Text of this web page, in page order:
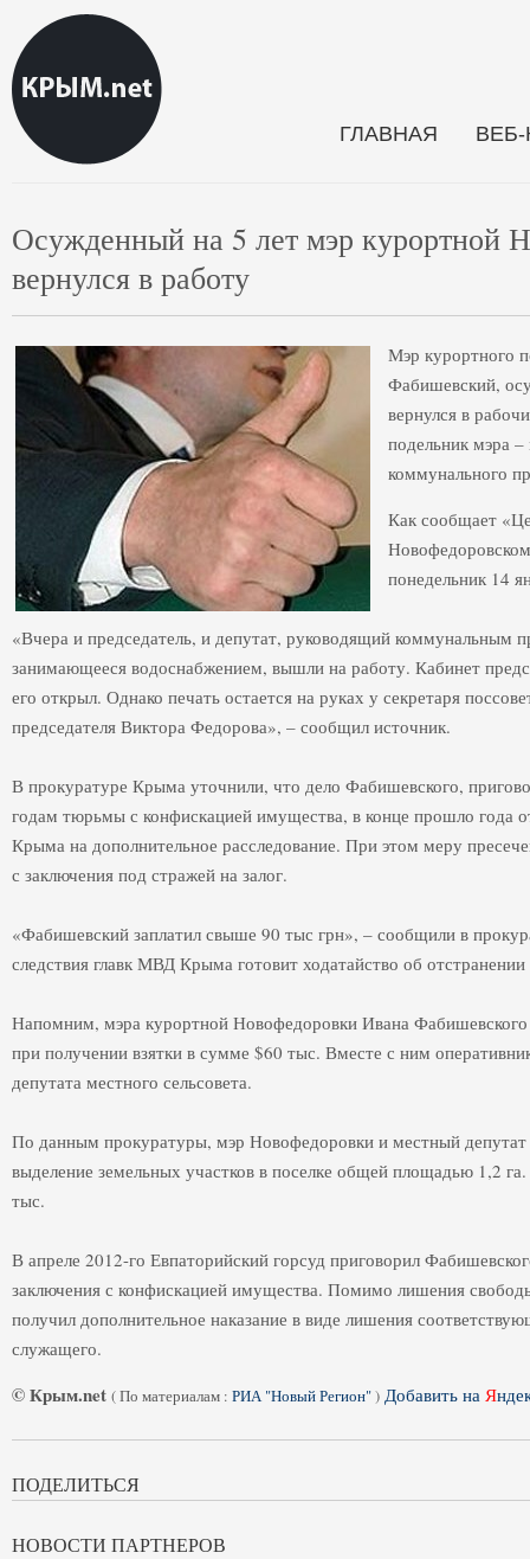
ГЛАВНАЯ
Осужденный на 5 лет мэр курортной
вернулся в работу
Мэр курортного
Фабишевский,
вернулся в
подельник мэра
коммунального
Как сообщает
понедельник 14
«Вчера и председатель, и депутат, руководящий коммунальным
занимающееся водоснабжением, вышли на работу. Кабинет
его открыл. Однако печать остается на руках у секретаря
председателя Виктора Федорова», – сообщил источник.
В прокуратуре Крыма уточнили, что дело Фабишевского,
годам тюрьмы с конфискацией имущества, в конце прошло года
Крыма на дополнительное расследование. При этом меру
с заключения под стражей на залог.
«Фабишевский заплатил свыше 90 тыс грн», – сообщили в
следствия главк МВД Крыма готовит ходатайство об
Напомним, мэра курортной Новофедоровки Ивана Фабишевского
при получении взятки в сумме $60 тыс. Вместе с ним
депутата местного сельсовета.
По данным прокуратуры, мэр Новофедоровки и местный депутат
выделение земельных участков в поселке общей площадью 1,2
тыс.
В апреле 2012-го Евпаторийский горсуд приговорил
заключения с конфискацией имущества. Помимо лишения
получил дополнительное наказание в виде лишения
служащего.
© Крым.net (По материалам : РИА "Новый Регион") Добавить на Я
ПОДЕЛИТЬСЯ
НОВОСТИ ПАРТНЕРОВ